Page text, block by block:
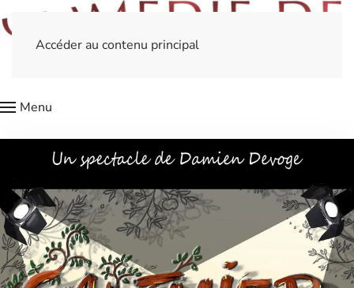
Accéder au contenu principal
Menu